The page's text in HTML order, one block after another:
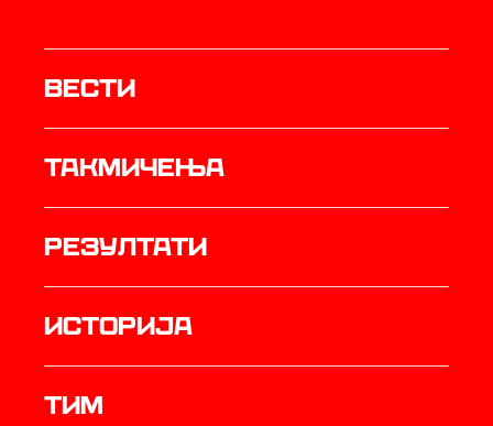
Вести
Такмичења
резултати
историја
ТИМ